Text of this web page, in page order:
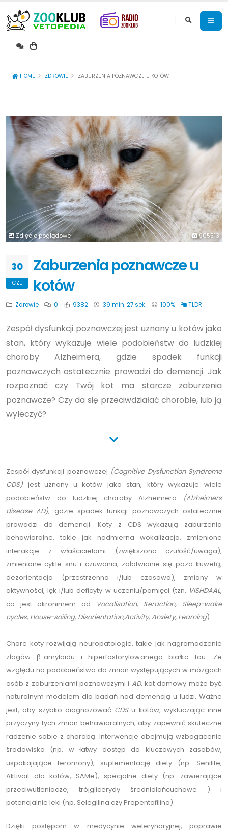
HOME ZDROWIE ZABURZENIA POZNAWCZE U KOTÓW
Zdjęcie poglądowe 905513
30
CZE
Zaburzenia poznawcze u
kotów
Zdrowie 0 9382 39 min. 27 sek. 100% TLDR
Zespół dysfunkcji poznawczej jest uznany u kotów jako
stan, który wykazuje wiele podobieństw do ludzkiej
choroby Alzheimera, gdzie spadek funkcji
poznawczych ostatecznie prowadzi do demencji. Jak
rozpoznać czy Twój kot ma starcze zaburzenia
poznawcze? Czy da się przeciwdziałać chorobie, lub ją
wyleczyć?
Zespół dysfunkcji poznawczej (Cognitive Dysfunction Syndrome
CDS) jest uznany u kotów jako stan, który wykazuje wiele
podobieństw do ludzkiej choroby Alzheimera (Alzheimers
disease AD), gdzie spadek funkcji poznawczych ostatecznie
prowadzi do demencji. Koty z CDS wykazują zaburzenia
behawioralne, takie jak nadmierna wokalizacja, zmienione
interakcje z właścicielami (zwiększona czułość/uwaga),
zmienione cykle snu i czuwania, załatwianie się poza kuwetą,
dezorientacja (przestrzenna i/lub czasowa), zmiany w
aktywności, lęk i/lub deficyty w uczeniu/pamięci (tzn. VISHDAAL,
co jest akronimem od
Vocalisation, Iteraction, Sleep-wake
cycles, House-soiling, Disorientation,Activity, Anxiety, Learning).
Chore koty rozwijają neuropatologie, takie jak nagromadzenie
złogów β-amyloidu i hiperfosforylowanego białka tau. Ze
względu na podobieństwa do zmian występujących w mózgach
osób z zaburzeniami poznawczymi i AD, kot domowy może być
naturalnym modelem dla badań nad demencją u ludzi. Ważne
jest, aby szybko diagnozować CDSu kotów, wykluczając inne
przyczyny tych zmian behawioralnych, aby zapewnić skuteczne
radzenie sobie z chorobą. Interwencje obejmują wzbogacenie
środowiska (np. w łatwy dostęp do kluczowych zasobów,
uspokajające feromony), suplementację diety (np. Senilife,
Aktivait dla kotów, SAMe), specjalne diety (np. zawierające
przeciwutleniacze, trójglicerydy średniołańcuchowe ) i
potencjalnie leki (np. Selegilina czy Propentofilina).
Dzięki postępom w medycynie weterynaryjnej, poprawie